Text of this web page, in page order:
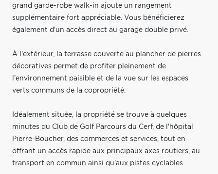
grand garde-robe walk-in ajoute un rangement
supplémentaire fort appréciable. Vous bénéficierez
également d'un accès direct au garage double privé.
À l'extérieur, la terrasse couverte au plancher de pierres
décoratives permet de profiter pleinement de
l'environnement paisible et de la vue sur les espaces
verts communs de la copropriété.
Idéalement située, la propriété se trouve à quelques
minutes du Club de Golf Parcours du Cerf, de l'hôpital
Pierre-Boucher, des commerces et services, tout en
offrant un accès rapide aux principaux axes routiers, au
transport en commun ainsi qu'aux pistes cyclables.